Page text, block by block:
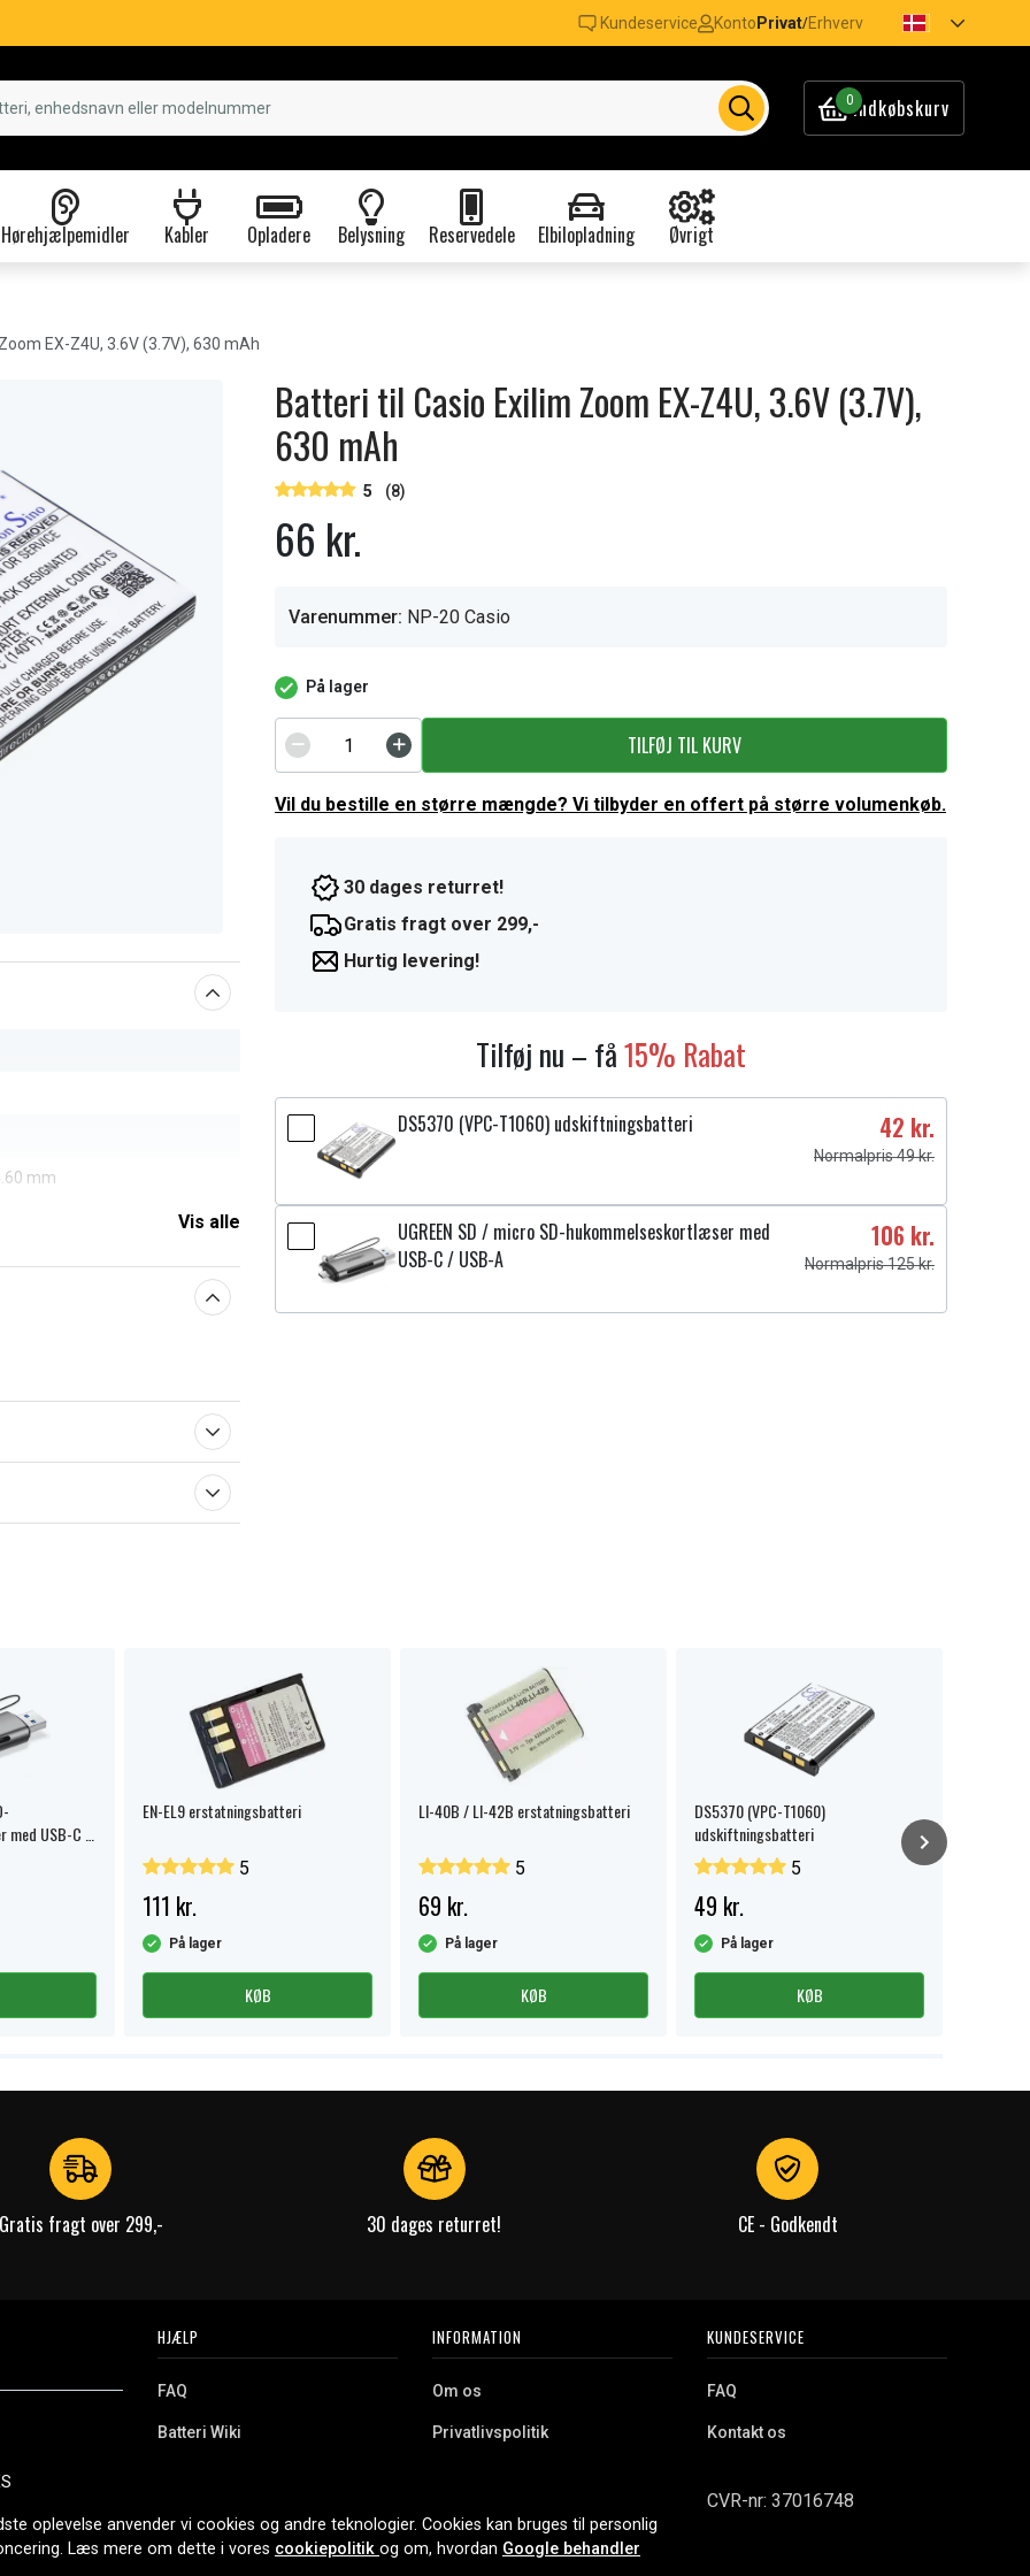
Kundeservice Konto Privat/Erhverv
0Indkøbskurv
Hørehjælpemidler Kabler Opladere Belysning Reservedele Elbilopladning Øvrigt
EX-Z4U, 3.6V (3.7V), 630 mAh
mm
Vis alle
Batteri til Casio Exilim Zoom EX-Z4U, 3.6V (3.7V),
630 mAh
5 (8)
66 kr.
Varenummer: NP-20 Casio
På lager
TILFØJ TIL KURV
Vil du bestille en større mængde? Vi tilbyder en offert på større volumenkøb.
30 dages returret!
Gratis fragt over 299,-
Hurtig levering!
Tilføj nu – få15% Rabat
DS5370 (VPC-T1060) udskiftningsbatteri 42 kr.
Normalpris 49 kr.
UGREEN SD / micro SD-hukommelseskortlæser med
USB-C / USB-A
106 kr.
Normalpris 125 kr.
USB-C /
EN-EL9 erstatningsbatteri
5
111 kr.
På lager
KØB
LI-40B / LI-42B erstatningsbatteri
5
69 kr.
På lager
KØB
DS5370 (VPC-T1060)
udskiftningsbatteri
5
49 kr.
På lager
KØB
Gratis fragt over 299,- 30 dages returret! CE - Godkendt
Vi tilbyder et
og meget
siden
HJÆLP
FAQ
Batteri Wiki
Erhvervskunde
INFORMATION
Om os
Privatlivspolitik
Cookies
KUNDESERVICE
FAQ
Kontakt os
CVR-nr: 37016748
oplevelse anvender vi cookies og andre teknologier. Cookies kan bruges til personlig
Læs mere om dette i vores cookiepolitik og om, hvordan Google behandler